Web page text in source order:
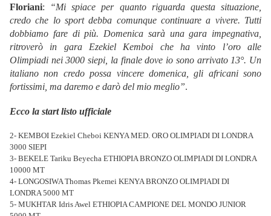
Floriani:
“Mi spiace per quanto riguarda questa situazione,
credo che lo sport debba comunque continuare a vivere. Tutti
dobbiamo fare di più. Domenica sarà una gara impegnativa,
ritroverò in gara Ezekiel Kemboi che ha vinto l’oro alle
Olimpiadi nei 3000 siepi, la finale dove io sono arrivato 13°. Un
italiano non credo possa vincere domenica, gli africani sono
fortissimi, ma daremo e darò del mio meglio”.
Ecco la start listo ufficiale
2- KEMBOI Ezekiel Cheboi KENYA MED. ORO OLIMPIADI DI LONDRA
3000 SIEPI
3- BEKELE Tariku Beyecha ETHIOPIA BRONZO OLIMPIADI DI LONDRA
10000 MT
4- LONGOSIWA Thomas Pkemei KENYA BRONZO OLIMPIADI DI
LONDRA 5000 MT
5- MUKHTAR Idris Awel ETHIOPIA CAMPIONE DEL MONDO JUNIOR